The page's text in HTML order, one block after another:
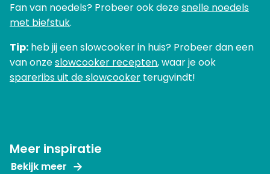
Fan van noedels? Probeer ook dezesnelle noedels
met biefstuk.
Tip: heb jij een slowcooker in huis? Probeer dan een
van onzeslowcooker recepten, waar je ook
spareribs uit de slowcooker terugvindt!
Meer inspiratie
Bekijk meer